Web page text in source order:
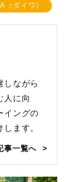
（ダイワ）
しながら
人に向
イングの
ます。
事一覧へ